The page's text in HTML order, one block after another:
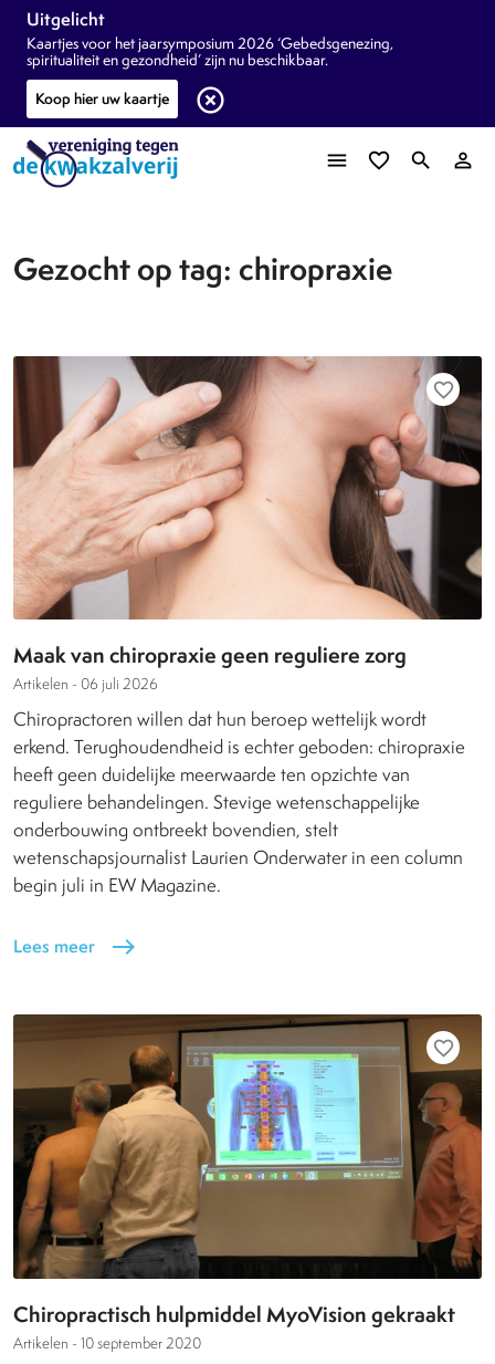
Uitgelicht
Kaartjes voor het jaarsymposium 2026 ‘Gebedsgenezing,
spiritualiteit en gezondheid’ zijn nu beschikbaar.
Koop hier uw kaartje
highlight_off
menu favorite_border search person_outline
Gezocht op tag: chiropraxie
favorite_border
Maak van chiropraxie geen reguliere zorg
Artikelen - 06 juli 2026
Chiropractoren willen dat hun beroep wettelijk wordt
erkend. Terughoudendheid is echter geboden: chiropraxie
heeft geen duidelijke meerwaarde ten opzichte van
reguliere behandelingen. Stevige wetenschappelijke
onderbouwing ontbreekt bovendien, stelt
wetenschapsjournalist Laurien Onderwater in een column
begin juli in EW Magazine.
Lees meer east
favorite_border
Chiropractisch hulpmiddel MyoVision gekraakt
Artikelen - 10 september 2020